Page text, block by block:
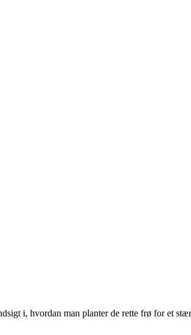
i, hvordan man planter de rette frø for et